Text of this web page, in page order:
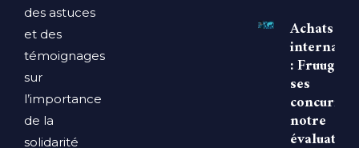
des astuces
et des
témoignages
sur
l’importance
de la
solidarité
Achats
: Fruugo
ses
notre
évaluation